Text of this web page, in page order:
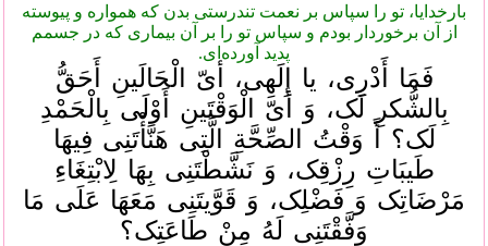
بارخدایا، تو را سپاس بر نعمت تندرستی بدن که همواره و پیوسته
از آن برخوردار بودم و سپاس تو را بر آن بیماری که در جسمم
پدید آورده‌ای.
فَمَا أَدْرِی، یا إِلَهِی، ‌أیّ الْحَالَینِ أَحَقُّ
بِالشُّکرِ لَک، وَ‌ أیّ الْوَقْتَینِ أَوْلَی بِالْحَمْدِ
لَک؟ أَ وَقْتُ الصِّحَّةِ الَّتِی هَنَّأْتَنِی فِیهَا
طَیبَاتِ رِزْقِک، وَ نَشَّطْتَنِی بِهَا لِابْتِغَاءِ
مَرْضَاتِک وَ فَضْلِک، وَ قَوَّیتَنِی مَعَهَا عَلَی مَا
وَفَّقْتَنِی لَهُ مِنْ طَاعَتِک؟